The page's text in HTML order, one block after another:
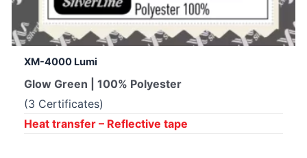
XM-4000 Lumi
Glow Green | 100% Polyester
(3 Certificates)
Heat transfer – Reflective tape